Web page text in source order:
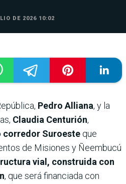
DE 2026 10:02
Pedro Alliana, y la
Claudia Centurión,
corredor Suroeste que
de Misiones y Ñeembucú
vial, construida con
, que será financiada con